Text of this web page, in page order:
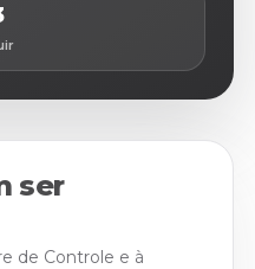
ser
de Controle e à